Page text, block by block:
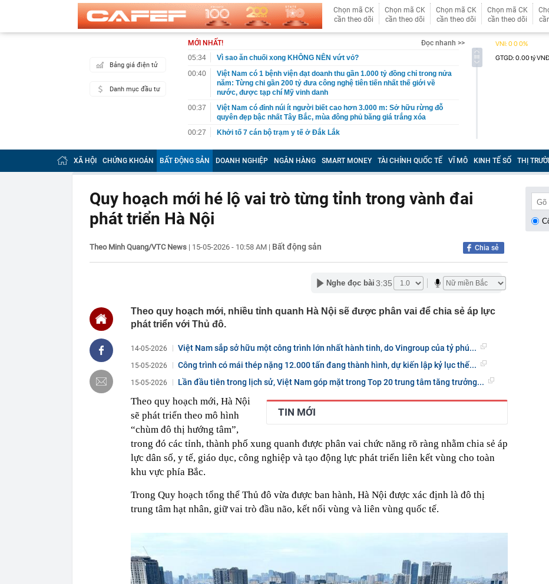
Chọn mã CK
cần theo dõi
Chọn mã CK
cần theo dõi
Chọn mã CK
cần theo dõi
Chọn mã CK
cần theo dõi
Bảng giá điện tử
Danh mục đầu tư
MỚI NHẤT!
Đọc nhanh >>
05:34
Vì sao ăn chuối xong KHÔNG NÊN vứt vỏ?
00:40
Việt Nam có 1 bệnh viện đạt doanh thu gần 1.000 tỷ đồng chỉ trong nửa
năm: Từng chi gần 200 tỷ đưa công nghệ tiên tiến nhất thế giới về
nước, được tạp chí Mỹ vinh danh
00:37
Việt Nam có đỉnh núi ít người biết cao hơn 3.000 m: Sở hữu rừng đỗ
quyên đẹp bậc nhất Tây Bắc, mùa đông phủ băng giá trắng xóa
00:27
Khởi tố 7 cán bộ trạm y tế ở Đắk Lắk
00:26
Chữ ký của nữ Chủ tịch xinh đẹp sinh năm 1999 ra sao?
00:07
Honda lỗ 10 tỷ USD từ xe điện năm 2025-2026, ước tính lỗ thêm 3,3 tỷ
USD năm 2026-2027
Cựu vương ngành thép lỗ lũy kế hơn 3.800 tỷ, khoản phải trả nhóm Vin
tăng từ 0 lên 1.424 tỷ đồng
00:04
giới siêu giàu 'nháo nhào' tìm cách nộp tiền
Một cổ phiếu HOSE "bốc đầu" kịch trần 5 phiên liên tiếp sau khi báo lãi
đến từ đâu?
00:02
Agriseco gọi tên 6 doanh nghiệp tăng trưởng, định giá hợp lý
00:01
Không chỉ lãi lớn từ cho vay, vì đâu Vietcombank có khoản lãi 2.900 tỷ
ngay sau khi nắm trọn toà tháp 35 tầng đắc địa hàng đầu phường Sài
Gòn?
00:01
Công ty may có quỹ phúc lợi 174 tỷ đồng cho gần 1.700 nhân viên:
Nhận trẻ từ 12 tháng tuổi, miễn học phí, hỗ trợ nửa tiền ăn
00:01
“Gà đẻ trứng vàng” của MWG có thể mở hơn 1.000 cửa hàng trong
năm nay, lợi nhuận nhiều khả năng vượt kế hoạch
00:01
Cuba vừa đón tin cực vui, một doanh nghiệp Việt góp công lớn
23:48
Mỹ nhân cổ trang 1 tháng ăn 30kg trứng gà, 500 con cá: Tin sốt dẻo
đang được bàn tán rôm rả trên mạng
23:40
XÃ HỘI CHỨNG KHOÁN BẤT ĐỘNG SẢN DOANH NGHIỆP NGÂN HÀNG SMART MONEY TÀI CHÍNH QUỐC TẾ VĨ MÔ KINH TẾ SỐ THỊ
Quy hoạch mới hé lộ vai trò từng tỉnh trong vành đai
phát triển Hà Nội
Theo Minh Quang/VTC News | 15-05-2026 - 10:58 AM | Bất động sản Chia sẻ
Nghe đọc bài 3:35
Theo quy hoạch mới, nhiều tỉnh quanh Hà Nội sẽ được phân vai để chia sẻ áp lực
phát triển với Thủ đô.
14-05-2026 Việt Nam sắp sở hữu một công trình lớn nhất hành tinh, do Vingroup của tỷ phú...
15-05-2026 Công trình có mái thép nặng 12.000 tấn đang thành hình, dự kiến lập kỷ lục thế...
15-05-2026 Lần đầu tiên trong lịch sử, Việt Nam góp mặt trong Top 20 trung tâm tăng trưởng...
TIN MỚI
Theo quy hoạch mới, Hà Nội
sẽ phát triển theo mô hình
“chùm đô thị hướng tâm”,
trong đó các tỉnh, thành phố xung quanh được phân vai chức năng rõ ràng nhằm chia sẻ áp
lực dân số, y tế, giáo dục, công nghiệp và tạo động lực phát triển liên kết vùng cho toàn
khu vực phía Bắc.
Trong Quy hoạch tổng thể Thủ đô vừa được ban hành, Hà Nội được xác định là đô thị
trung tâm hạt nhân, giữ vai trò đầu não, kết nối vùng và liên vùng quốc tế.